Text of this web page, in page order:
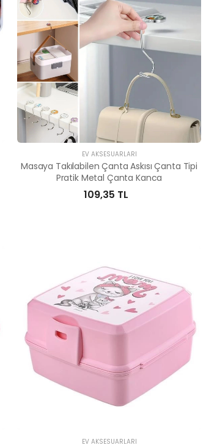
EV AKSESUARLARI
Masaya Takılabilen Çanta Askısı Çanta Tipi
Pratik Metal Çanta Kanca
109,35 TL
EV AKSESUARLARI